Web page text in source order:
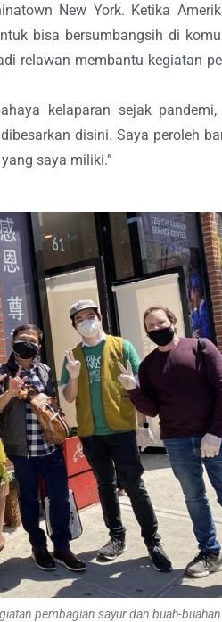
New York. Ketika
bisa bersumbangsih di
relawan membantu kegiatan
kelaparan sejak
disini. Saya peroleh
saya miliki.”
pembagian sayur dan buah-